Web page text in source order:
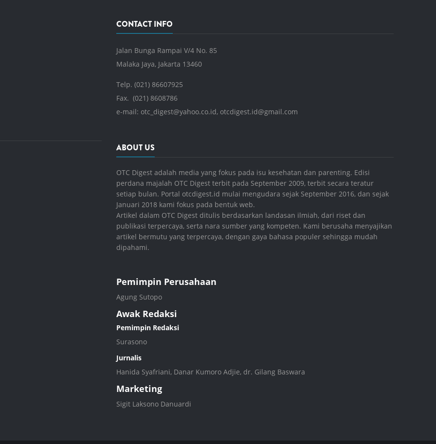
CONTACT INFO
Jalan Bunga Rampai V/4 No. 85
Malaka Jaya, Jakarta 13460
Telp. (021) 86607925
Fax. (021) 8608786
e-mail: otc_digest@yahoo.co.id, otcdigest.id@gmail.com
ABOUT US
OTC Digest adalah media yang fokus pada isu kesehatan dan parenting. Edisi
perdana majalah OTC Digest terbit pada September 2009, terbit secara teratur
setiap bulan. Portal otcdigest.id mulai mengudara sejak September 2016, dan sejak
Januari 2018 kami fokus pada bentuk web.
Artikel dalam OTC Digest ditulis berdasarkan landasan ilmiah, dari riset dan
publikasi terpercaya, serta nara sumber yang kompeten. Kami berusaha menyajikan
artikel bermutu yang terpercaya, dengan gaya bahasa populer sehingga mudah
dipahami.
Pemimpin Perusahaan
Agung Sutopo
Awak Redaksi
Pemimpin Redaksi
Surasono
Jurnalis
Hanida Syafriani, Danar Kumoro Adjie, dr. Gilang Baswara
Marketing
Sigit Laksono Danuardi